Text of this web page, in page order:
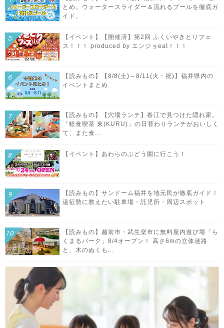
とめ。ウォータースライダー＆流れるプールを徹底ガ
イド。
【イベント】【開催済】第2回 ふくいやきとりフェ
ス！！！ produced by エンジョeat！！！
【読みもの】【8/8(土)～8/11(火・祝)】福井県内の
イベントまとめ
【読みもの】【穴場ランチ】春江で見つけた隠れ家。
「軽食喫茶 來(KURU)」の日替わりランチがおいしく
て、また食...
【イベント】あわらのぶどう園に行こう！
【読みもの】サンドーム福井を地元民が徹底ガイド！
遠征勢に教えたい駐車場・託児所・周辺スポット
【読みもの】越前市・武生楽市に無料屋内遊び場「ら
くまるパーク」8/4オープン！ 高さ6mの立体迷路
と、木のぬくも...